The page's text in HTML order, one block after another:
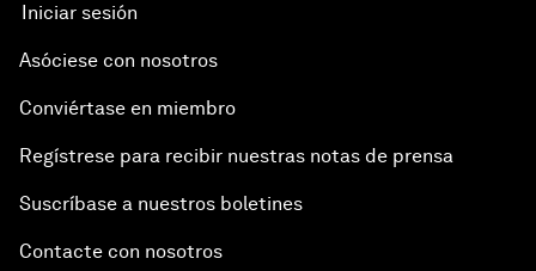
Iniciar sesión
Asóciese con nosotros
Conviértase en miembro
Regístrese para recibir nuestras notas de prensa
Suscríbase a nuestros boletines
Contacte con nosotros